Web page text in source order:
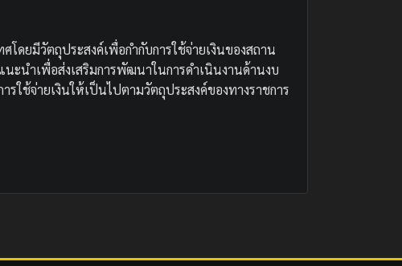
ดยมีวัตถุประสงค์เพื่อกำกับการใช้จ่ายเงินของสถาน
ะนำเพื่อส่งเสริมการพัฒนาในการดำเนินงานด้านงบ
ใช้จ่ายเงินให้เป็นไปตามวัตถุประสงค์ของทางราชการ